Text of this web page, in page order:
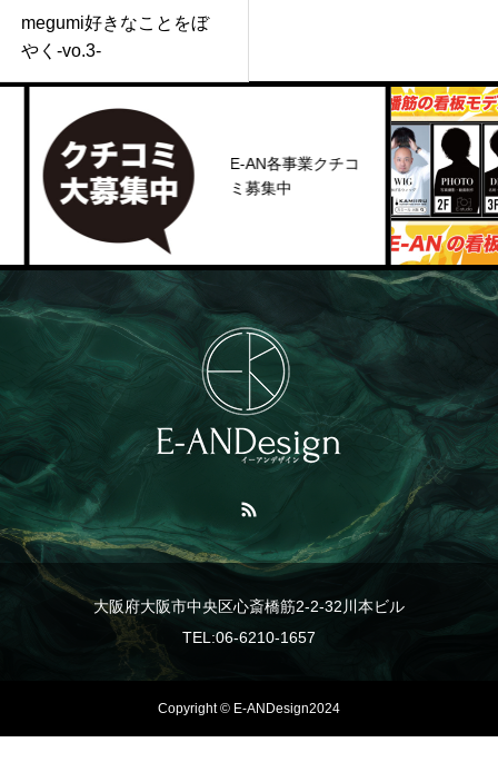
megumi好きなことをぼ
やく-vo.3-
E-AN各事業クチコ
ミ募集中
大阪府大阪市中央区心斎橋筋2-2-32川本ビル
TEL:06-6210-1657
Copyright © E-ANDesign2024